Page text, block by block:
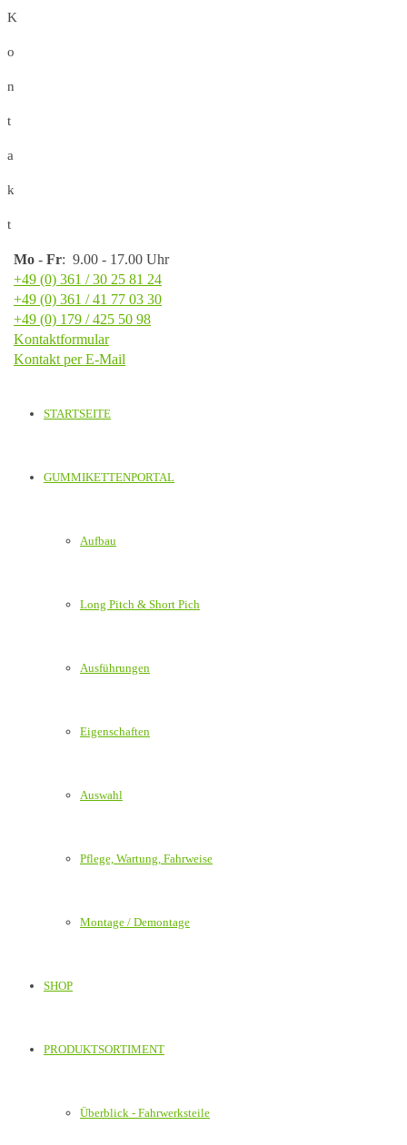
K
o
n
t
a
k
t
Mo - Fr: 9.00 - 17.00 Uhr
+49 (0) 361 / 30 25 81 24
+49 (0) 361 / 41 77 03 30
+49 (0) 179 / 425 50 98
Kontaktformular
Kontakt per E-Mail
STARTSEITE
GUMMIKETTENPORTAL
Aufbau
Long Pitch & Short Pich
Ausführungen
Eigenschaften
Auswahl
Pflege, Wartung, Fahrweise
Montage / Demontage
SHOP
PRODUKTSORTIMENT
Überblick - Fahrwerksteile